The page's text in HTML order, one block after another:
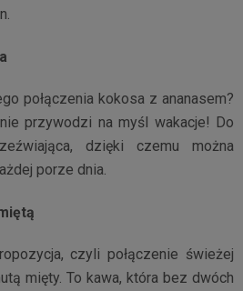
połączenia kokosa z ananasem?
przywodzi na myśl wakacje! Do
dzięki czemu można
porze dnia.
czyli połączenie świeżej
mięty. To kawa, która bez dwóch